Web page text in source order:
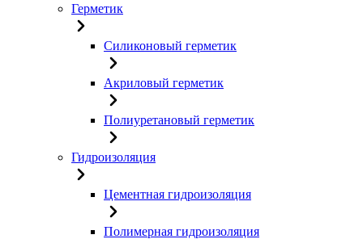
Герметик
Силиконовый герметик
Акриловый герметик
Полиуретановый герметик
Гидроизоляция
Цементная гидроизоляция
Полимерная гидроизоляция